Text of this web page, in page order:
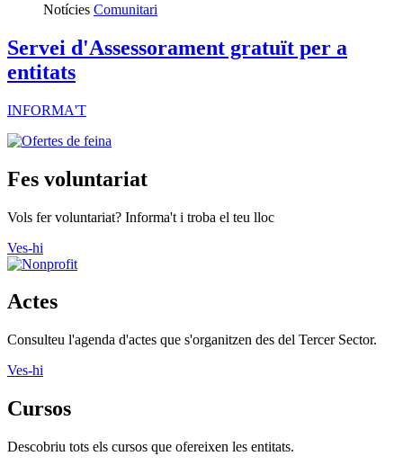
Notícies Comunitari
Servei d'Assessorament gratuït per a
entitats
INFORMA'T
Fes voluntariat
Vols fer voluntariat? Informa't i troba el teu lloc
Ves-hi
Actes
Consulteu l'agenda d'actes que s'organitzen des del Tercer Sector.
Ves-hi
Cursos
Descobriu tots els cursos que ofereixen les entitats.